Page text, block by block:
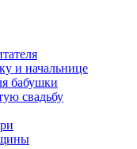
и начальнице
бабушки
свадьбу